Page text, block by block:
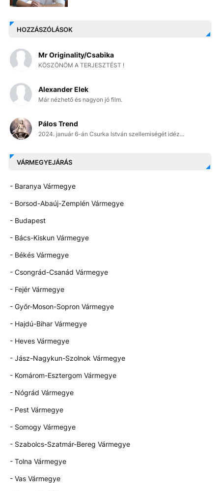
HOZZÁSZÓLÁSOK
Mr Originality/Csabika
KÖSZÖNÖM A TERJESZTÉST !
Alexander Elek
Már nézhető és nagyon jó film.
Pálos Trend
2024. január 6-án Csurka István szellemiségét idéz...
VÁRMEGYEJÁRÁS
- Baranya Vármegye
- Borsod-Abaúj-Zemplén Vármegye
- Budapest
- Bács-Kiskun Vármegye
- Békés Vármegye
- Csongrád-Csanád Vármegye
- Fejér Vármegye
- Győr-Moson-Sopron Vármegye
- Hajdú-Bihar Vármegye
- Heves Vármegye
- Jász-Nagykun-Szolnok Vármegye
- Komárom-Esztergom Vármegye
- Nógrád Vármegye
- Pest Vármegye
- Somogy Vármegye
- Szabolcs-Szatmár-Bereg Vármegye
- Tolna Vármegye
- Vas Vármegye